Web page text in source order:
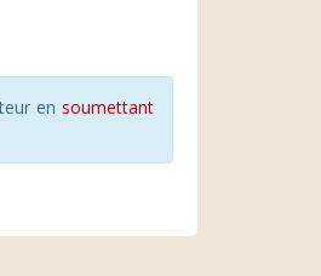
en soumettant